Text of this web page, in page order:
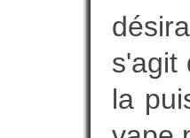
s'agit
la